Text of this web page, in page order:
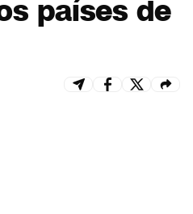
países de